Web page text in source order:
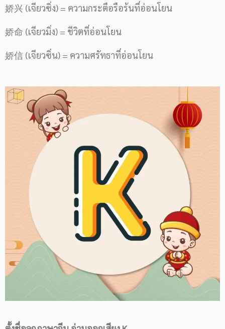
娇兴 (เจียวซิ่ง) = ความกระตือรือร้นที่อ่อนโยน
娇命 (เจียวมิ่ง) = ชีวิตที่อ่อนโยน
娇信 (เจียวซิ่น) = ความศรัทธาที่อ่อนโยน